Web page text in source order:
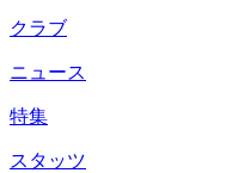
クラブ
ニュース
特集
スタッツ